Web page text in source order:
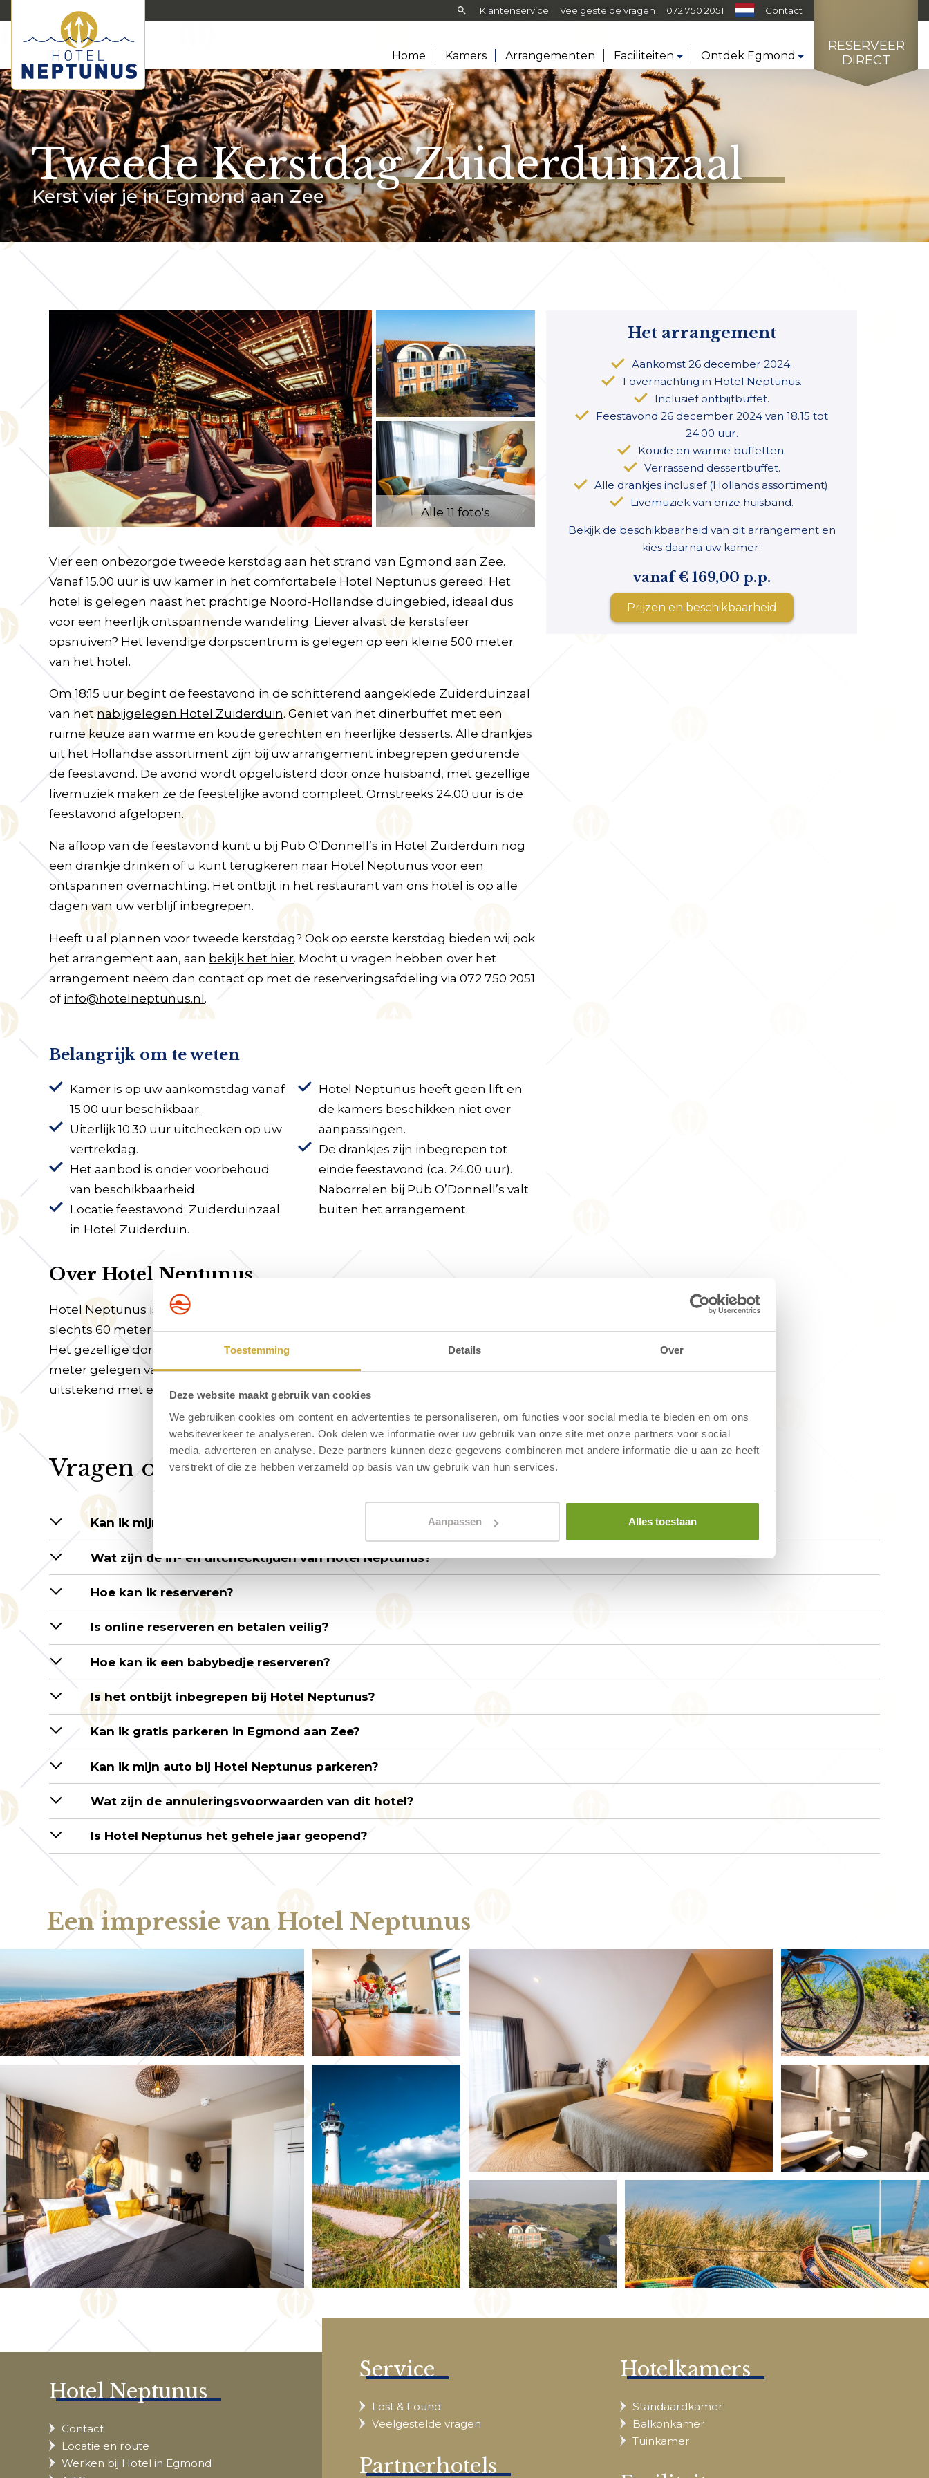
Toestemming Details Over
Deze website maakt gebruik van cookies
We gebruiken cookies om content en advertenties te personaliseren, om functies voor social media te bieden en om ons
websiteverkeer te analyseren. Ook delen we informatie over uw gebruik van onze site met onze partners voor social
media, adverteren en analyse. Deze partners kunnen deze gegevens combineren met andere informatie die u aan ze heeft
verstrekt of die ze hebben verzameld op basis van uw gebruik van hun services.
Aanpassen Alles toestaan
Zoeken:Klantenservice Veelgestelde vragen 072 750 2051 Contact
Home Kamers Arrangementen Faciliteiten Ontdek Egmond
RESERVEER
DIRECT
Tweede Kerstdag Zuiderduinzaal
Kerst vier je in Egmond aan Zee
Alle 11 foto's
Vier een onbezorgde tweede kerstdag aan het strand van Egmond aan Zee.
Vanaf 15.00 uur is uw kamer in het comfortabele Hotel Neptunus gereed. Het
hotel is gelegen naast het prachtige Noord-Hollandse duingebied, ideaal dus
voor een heerlijk ontspannende wandeling. Liever alvast de kerstsfeer
opsnuiven? Het levendige dorpscentrum is gelegen op een kleine 500 meter
van het hotel.
Om 18:15 uur begint de feestavond in de schitterend aangeklede Zuiderduinzaal
van hetnabijgelegen Hotel Zuiderduin. Geniet van het dinerbuffet met een
ruime keuze aan warme en koude gerechten en heerlijke desserts. Alle drankjes
uit het Hollandse assortiment zijn bij uw arrangement inbegrepen gedurende
de feestavond. De avond wordt opgeluisterd door onze huisband, met gezellige
livemuziek maken ze de feestelijke avond compleet. Omstreeks 24.00 uur is de
feestavond afgelopen.
Na afloop van de feestavond kunt u bij Pub O’Donnell’s in Hotel Zuiderduin nog
een drankje drinken of u kunt terugkeren naar Hotel Neptunus voor een
ontspannen overnachting. Het ontbijt in het restaurant van ons hotel is op alle
dagen van uw verblijf inbegrepen.
Heeft u al plannen voor tweede kerstdag? Ook op eerste kerstdag bieden wij ook
het arrangement aan, aan bekijk het hier. Mocht u vragen hebben over het
arrangement neem dan contact op met de reserveringsafdeling via 072 750 2051
ofinfo@hotelneptunus.nl.
Het arrangement
Aankomst 26 december 2024.
1 overnachting in Hotel Neptunus.
Inclusief ontbijtbuffet.
Feestavond 26 december 2024 van 18.15 tot
24.00 uur.
Koude en warme buffetten.
Verrassend dessertbuffet.
Alle drankjes inclusief (Hollands assortiment).
Livemuziek van onze huisband.
Bekijk de beschikbaarheid van dit arrangement en
kies daarna uw kamer.
vanaf € 169,00 p.p.
Prijzen en beschikbaarheid
Belangrijk om te weten
Kamer is op uw aankomstdag vanaf
15.00 uur beschikbaar.
Uiterlijk 10.30 uur uitchecken op uw
vertrekdag.
Het aanbod is onder voorbehoud
van beschikbaarheid.
Locatie feestavond: Zuiderduinzaal
in Hotel Zuiderduin.
Hotel Neptunus heeft geen lift en
de kamers beschikken niet over
aanpassingen.
De drankjes zijn inbegrepen tot
einde feestavond (ca. 24.00 uur).
Naborrelen bij Pub O’Donnell’s valt
buiten het arrangement.
Over Hotel Neptunus
Hotel Neptunus is rustig gelegen aan de rand van de duinen van Egmond. Op
slechts 60 meter afstand van het hotel vindt u de ingang van het wandelgebied.
Het gezellige dorpscentrum is op 450 meter en het strand op ongeveer 600
meter gelegen van het hotel. In het prettige ontbijtrestaurant begint u de dag
uitstekend met een heerlijk ontbijt.
Vragen over arrangementen - Hotel Neptunus
Kan ik mijn hond meenemen naar Hotel Neptunus?
Wat zijn de in- en uitchecktijden van Hotel Neptunus?
Hoe kan ik reserveren?
Is online reserveren en betalen veilig?
Hoe kan ik een babybedje reserveren?
Is het ontbijt inbegrepen bij Hotel Neptunus?
Kan ik gratis parkeren in Egmond aan Zee?
Kan ik mijn auto bij Hotel Neptunus parkeren?
Wat zijn de annuleringsvoorwaarden van dit hotel?
Is Hotel Neptunus het gehele jaar geopend?
Een impressie van Hotel Neptunus
Hotel Neptunus
Contact
Locatie en route
Werken bij Hotel in Egmond
Service
Lost & Found
Veelgestelde vragen
Partnerhotels
Hotelkamers
Standaardkamer
Balkonkamer
Tuinkamer